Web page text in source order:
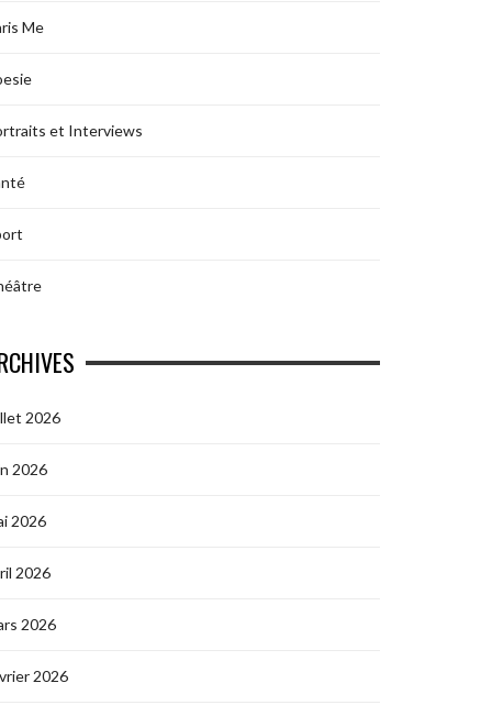
Me
et Interviews
2026
2026
2026
2026
2026
2026